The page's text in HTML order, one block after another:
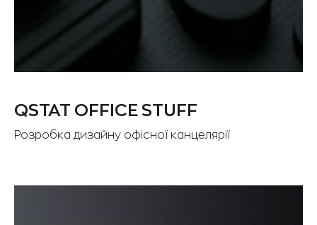
QSTAT OFFICE STUFF
Розробка дизайну офісної канцелярії